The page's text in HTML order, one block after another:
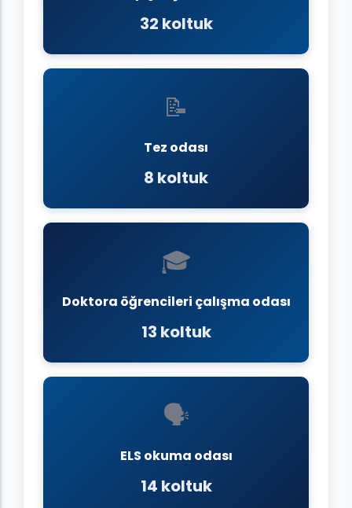
32 koltuk
📝
Tez odası
8 koltuk
🎓
Doktora öğrencileri çalışma odası
13 koltuk
🗣️
ELS okuma odası
14 koltuk